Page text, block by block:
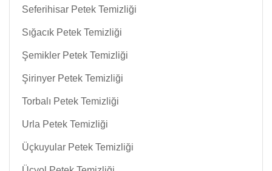
Seferihisar Petek Temizliği
Sığacık Petek Temizliği
Şemikler Petek Temizliği
Şirinyer Petek Temizliği
Torbalı Petek Temizliği
Urla Petek Temizliği
Üçkuyular Petek Temizliği